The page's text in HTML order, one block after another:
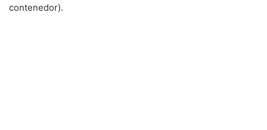
contenedor).